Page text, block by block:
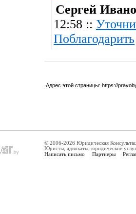
Сергей
12:58 ::
Поблагодарить
Адрес этой страницы: https://
© 2006-2026 Юридическая
Юристы, адвокаты, юридические
Написать письмо Партнеры